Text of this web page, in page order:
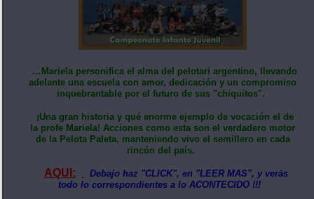
…Mariela personifica el alma del pelotari argentino, llevando
adelante una escuela con amor, dedicación y un compromiso
inquebrantable por el futuro de sus "chiquitos".
¡Una gran historia y qué enorme ejemplo de vocación el de
la profe Mariela! Acciones como esta son el verdadero motor
de la Pelota Paleta, manteniendo vivo el semillero en cada
rincón del país.
AQUI:
Debajo haz "CLICK", en "LEER MAS", y veràs
todo lo correspondientes a lo ACONTECIDO !!!